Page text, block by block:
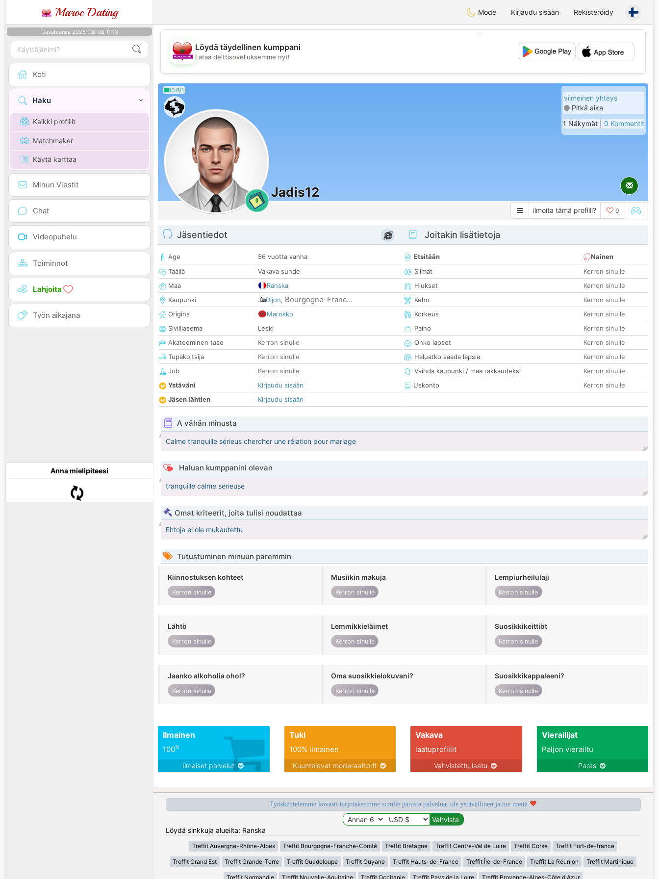
Maroc Dating Mode Kirjaudu sisään Rekisteröidy
Casablanca 2026-08-08 11:13
Koti
Haku
Kaikki profiilit
Matchmaker
Käytä karttaa
Minun Viestit
Chat
Videopuhelu
Toiminnot
Lahjoita
Työn aikajana
Anna mielipiteesi
💖
💕
Löydä täydellinen kumppani
Lataa deittisovelluksemme nyt!
0.8/1
0
Jadis12
viimeinen yhteys
Pitkä aika
1 Näkymät | 0 Kommentit
ilmoita tämä profiili? 0
Jäsentiedot
Age
56 vuotta vanha
Täällä
Vakava suhde
Maa
Ranska
Kaupunki
Dijon, Bourgogne-Franc...
Origins
Marokko
Siviiliasema
Leski
Akateeminen taso
Kerron sinulle
Tupakoitsija
Kerron sinulle
Job
Kerron sinulle
Ystäväni
Kirjaudu sisään
Jäsen lähtien
Kirjaudu sisään
Joitakin lisätietoja
Etsitään
Nainen
Silmät
Kerron sinulle
Hiukset
Kerron sinulle
Keho
Kerron sinulle
Korkeus
Kerron sinulle
Paino
Kerron sinulle
Onko lapset
Kerron sinulle
Haluatko saada lapsia
Kerron sinulle
Vaihda kaupunki / maa rakkaudeksi
Kerron sinulle
Uskonto
Kerron sinulle
A vähän minusta
Calme tranquille sérieus chercher une rélation pour mariage
Haluan kumppanini olevan
tranquille calme serieuse
Omat kriteerit, joita tulisi noudattaa
Ehtoja ei ole mukautettu
Tutustuminen minuun paremmin
Kiinnostuksen kohteet
Kerron sinulle
Musiikin makuja
Kerron sinulle
Lempiurheilulaji
Kerron sinulle
Lähtö
Kerron sinulle
Lemmikkieläimet
Kerron sinulle
Suosikkikeittiöt
Kerron sinulle
Jaanko alkoholia ohol?
Kerron sinulle
Oma suosikkielokuvani?
Kerron sinulle
Suosikkikappaleeni?
Kerron sinulle
Ilmainen
100%
Ilmaiset palvelut
Tuki
100% ilmainen
Kuuntelevat moderaattorit
Vakava
laatuprofiilit
Vahvistettu laatu
Vierailijat
Paljon vierailtu
Paras
Työskentelemme kovasti tarjotaksemme sinulle parasta palvelua, ole ystävällinen ja tue meitä
Löydä sinkkuja alueilta: Ranska
Treffit Auvergne-Rhône-Alpes Treffit Bourgogne-Franche-Comté Treffit Bretagne Treffit Centre-Val de Loire Treffit Corse Treffit Fort-de-france
Treffit Grand Est Treffit Grande-Terre Treffit Guadeloupe Treffit Guyane Treffit Hauts-de-France Treffit Île-de-France Treffit La Réunion Treffit Martinique
Treffit Normandie Treffit Nouvelle-Aquitaine Treffit Occitanie Treffit Pays de la Loire Treffit Provence-Alpes-Côte d Azur